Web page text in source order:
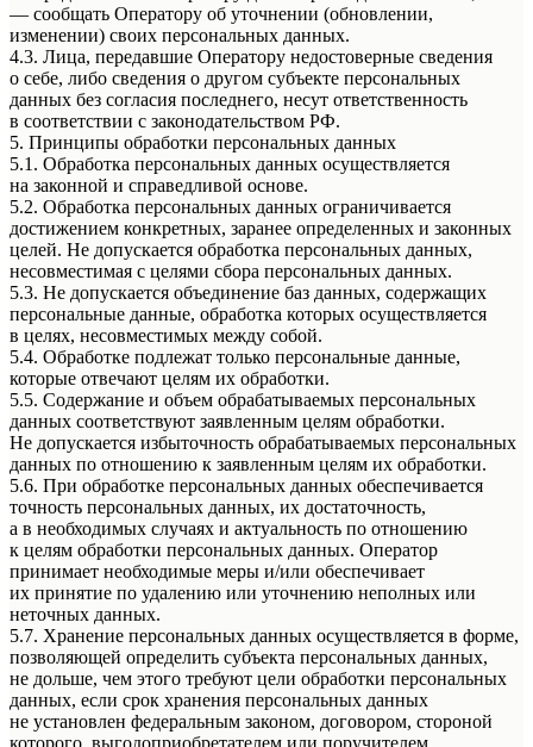
— сообщать Оператору об уточнении (обновлении,
изменении) своих персональных данных.
4.3. Лица, передавшие Оператору недостоверные сведения
о себе, либо сведения о другом субъекте персональных
данных без согласия последнего, несут ответственность
в соответствии с законодательством РФ.
5. Принципы обработки персональных данных
5.1. Обработка персональных данных осуществляется
на законной и справедливой основе.
5.2. Обработка персональных данных ограничивается
достижением конкретных, заранее определенных и законных
целей. Не допускается обработка персональных данных,
несовместимая с целями сбора персональных данных.
5.3. Не допускается объединение баз данных, содержащих
персональные данные, обработка которых осуществляется
в целях, несовместимых между собой.
5.4. Обработке подлежат только персональные данные,
которые отвечают целям их обработки.
5.5. Содержание и объем обрабатываемых персональных
данных соответствуют заявленным целям обработки.
Не допускается избыточность обрабатываемых персональных
данных по отношению к заявленным целям их обработки.
5.6. При обработке персональных данных обеспечивается
точность персональных данных, их достаточность,
а в необходимых случаях и актуальность по отношению
к целям обработки персональных данных. Оператор
принимает необходимые меры и/или обеспечивает
их принятие по удалению или уточнению неполных или
неточных данных.
5.7. Хранение персональных данных осуществляется в форме,
позволяющей определить субъекта персональных данных,
не дольше, чем этого требуют цели обработки персональных
данных, если срок хранения персональных данных
не установлен федеральным законом, договором, стороной
которого, выгодоприобретателем или поручителем